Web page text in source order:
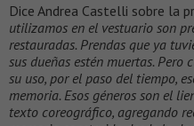
Dice Andrea Castelli sobre la
utilizamos en el vestuario son
restauradas. Prendas que ya
sus dueñas estén muertas.
su uso, por el paso del tiempo,
memoria. Esos géneros son el
texto coreográfico, agregando